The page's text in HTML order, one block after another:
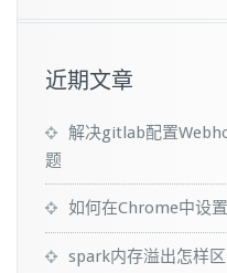
近期文章
解决gitlab配置
题
如何在Chrome中设
spark内存溢出怎样